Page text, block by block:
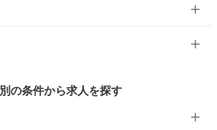
別の条件から求人を探す